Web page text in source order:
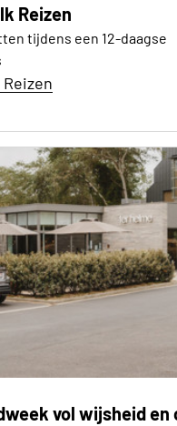
Reizen
tijdens een 12-daagse
vol wijsheid